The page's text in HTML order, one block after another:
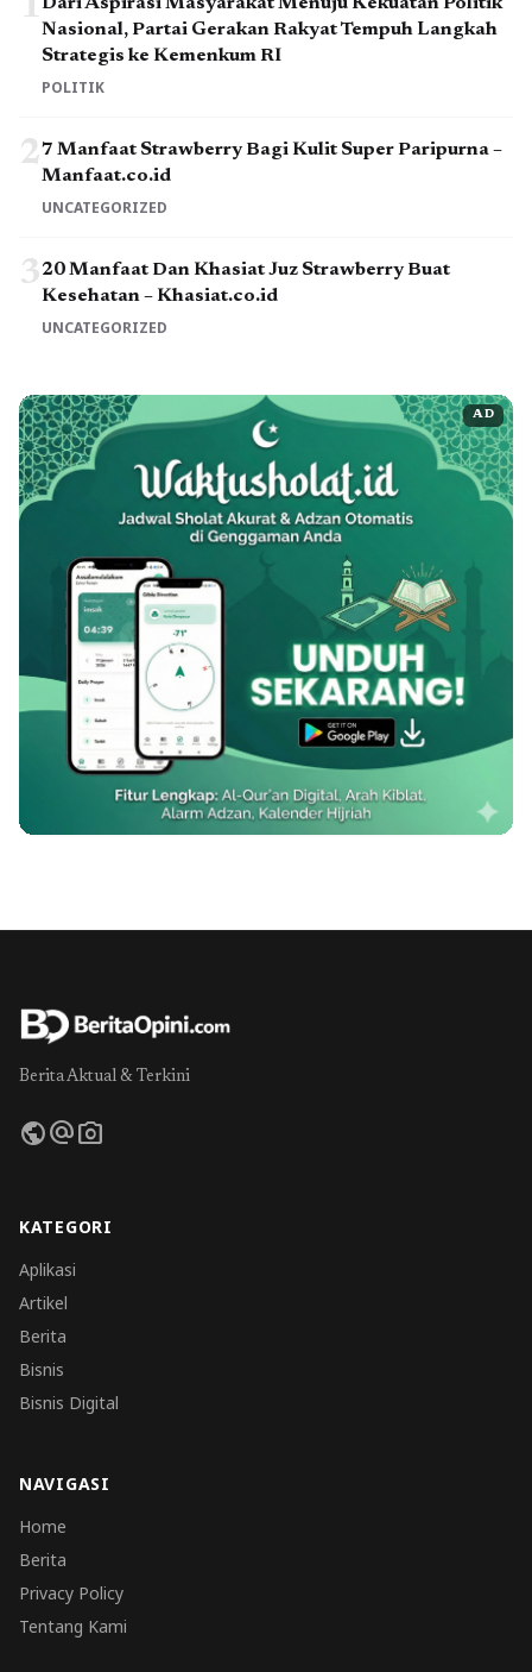
1
Nasional, Partai Gerakan Rakyat Tempuh Langkah
Strategis ke Kemenkum RI
POLITIK
27 Manfaat Strawberry Bagi Kulit Super Paripurna –
Manfaat.co.id
UNCATEGORIZED
320 Manfaat Dan Khasiat Juz Strawberry Buat
Kesehatan – Khasiat.co.id
UNCATEGORIZED
AD
Berita Aktual & Terkini
publicalternate_emailphoto_camera
KATEGORI
Aplikasi
Artikel
Berita
Bisnis
Bisnis Digital
NAVIGASI
Home
Berita
Privacy Policy
Tentang Kami